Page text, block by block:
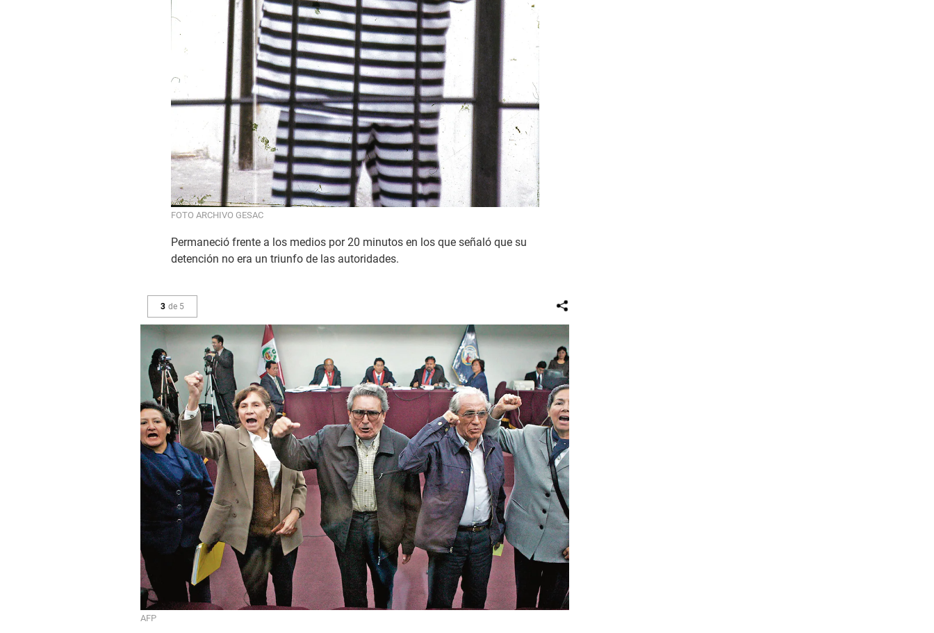
FOTO ARCHIVO GESAC
Permaneció frente a los medios por 20 minutos en los que señaló que su
detención no era un triunfo de las autoridades.
3 de 5
AFP